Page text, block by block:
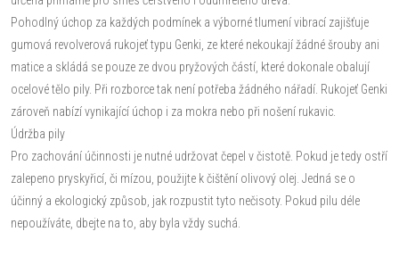
Pohodlný úchop za každých podmínek a výborné tlumení vibrací zajišťuje
gumová revolverová rukojeť typu Genki, ze které nekoukají žádné šrouby ani
matice a skládá se pouze ze dvou pryžových částí, které dokonale obalují
ocelové tělo pily. Při rozborce tak není potřeba žádného nářadí. Rukojeť Genki
zároveň nabízí vynikající úchop i za mokra nebo při nošení rukavic.
Údržba pily
Pro zachování účinnosti je nutné udržovat čepel v čistotě. Pokud je tedy ostří
zalepeno pryskyřicí, či mízou, použijte k čištění olivový olej. Jedná se o
účinný a ekologický způsob, jak rozpustit tyto nečisoty. Pokud pilu déle
nepoužíváte, dbejte na to, aby byla vždy suchá.